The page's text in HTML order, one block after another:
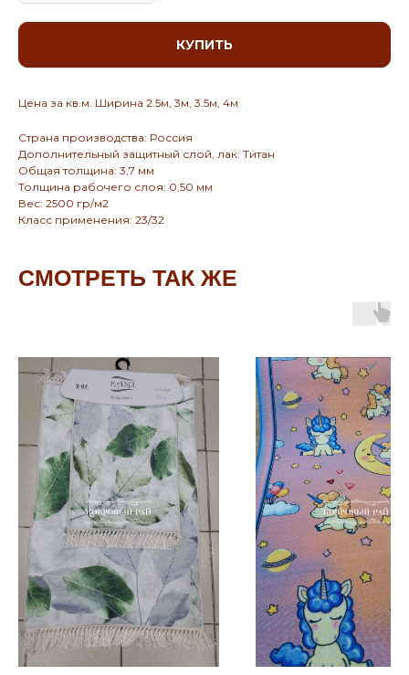
КУПИТЬ
Цена за кв.м. Ширина 2.5м, 3м, 3.5м, 4м
Страна производства: Россия
Дополнительный защитный слой, лак: Титан
Общая толщина: 3,7 мм
Толщина рабочего слоя: 0,50 мм
Вес: 2500 гр/м2
Класс применения: 23/32
СМОТРЕТЬ ТАК ЖЕ